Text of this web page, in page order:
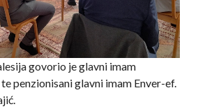
govorio je glavni imam
penzionisani glavni imam Enver-ef.